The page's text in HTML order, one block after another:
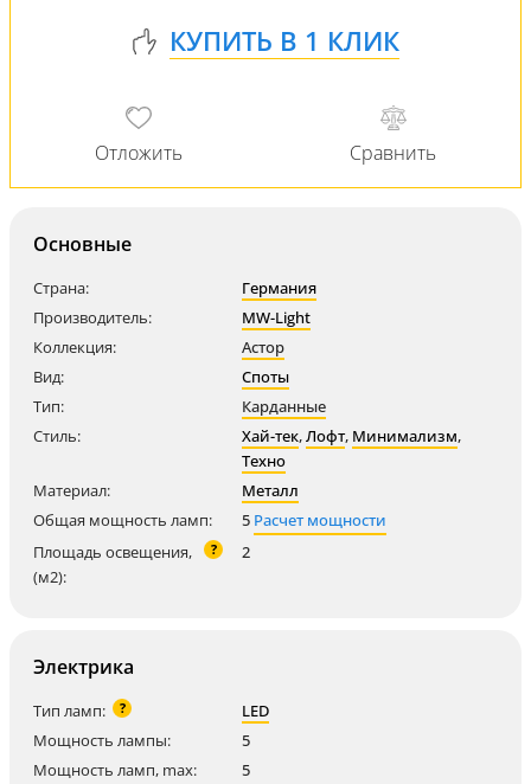
Основные
Страна:
Германия
Производитель:
MW-Light
Коллекция:
Астор
Вид:
Споты
Тип:
Карданные
Стиль:
Хай-тек,Лофт, Минимализм,
Техно
Материал:
Металл
Общая мощность ламп:
5 Расчет мощности
Площадь освещения,
(м2):
? 2
Электрика
Тип ламп: ?
LED
Мощность лампы:
5
Мощность ламп, max:
5